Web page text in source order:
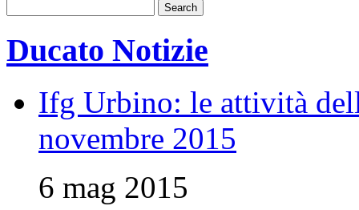
Ducato Notizie
Ifg Urbino: le attività
novembre 2015
6 mag 2015